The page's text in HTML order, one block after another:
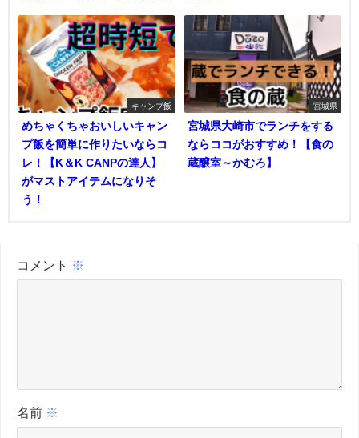
キャンプ飯
めちゃくちゃおいしいキャン
プ飯を簡単に作りたいならコ
レ！【K＆K CANPの達人】
がマストアイテムになりそ
う！
宮城県
宮城県大崎市でランチをする
ならココがおすすめ！【食の
蔵醸室～かむろ】
コメント ※
名前 ※